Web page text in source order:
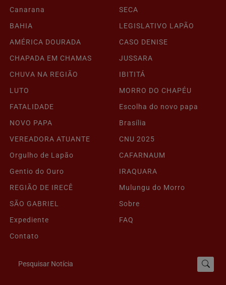
Canarana
SECA
BAHIA
LEGISLATIVO LAPÃO
AMÉRICA DOURADA
CASO DENISE
CHAPADA EM CHAMAS
JUSSARA
CHUVA NA REGIÃO
IBITITÁ
LUTO
MORRO DO CHAPÉU
FATALIDADE
Escolha do novo papa
NOVO PAPA
Brasília
VEREADORA ATUANTE
CNU 2025
Orgulho de Lapão
CAFARNAUM
Gentio do Ouro
IRAQUARA
REGIÃO DE IRECÊ
Mulungu do Morro
SÃO GABRIEL
Sobre
Expediente
FAQ
Contato
Pesquisar Notícia